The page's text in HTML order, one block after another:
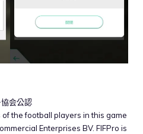
会公認
the football players in this game
Enterprises BV. FIFPro is